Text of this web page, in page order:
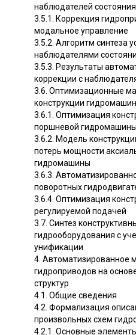
наблюдателей состояния
3.5.1. Коррекция
модальное управление
3.5.2. Алгоритм синтеза
наблюдателями
3.5.3. Результаты
коррекции с
3.6. Оптимизационные
конструкции гидромашин
3.6.1. Оптимизация
поршневой гидромашины
3.6.2. Модель
потерь мощности
гидромашины
3.6.3.
поворотных
3.6.4. Оптимизация
регулируемой подачей
3.7. Синтез
гидрооборудования с
унификации
4. Автоматизированное
гидроприводов на
структур
4.1. Общие сведения
4.2. Формализация
произвольных схем
4.2.1. Основные